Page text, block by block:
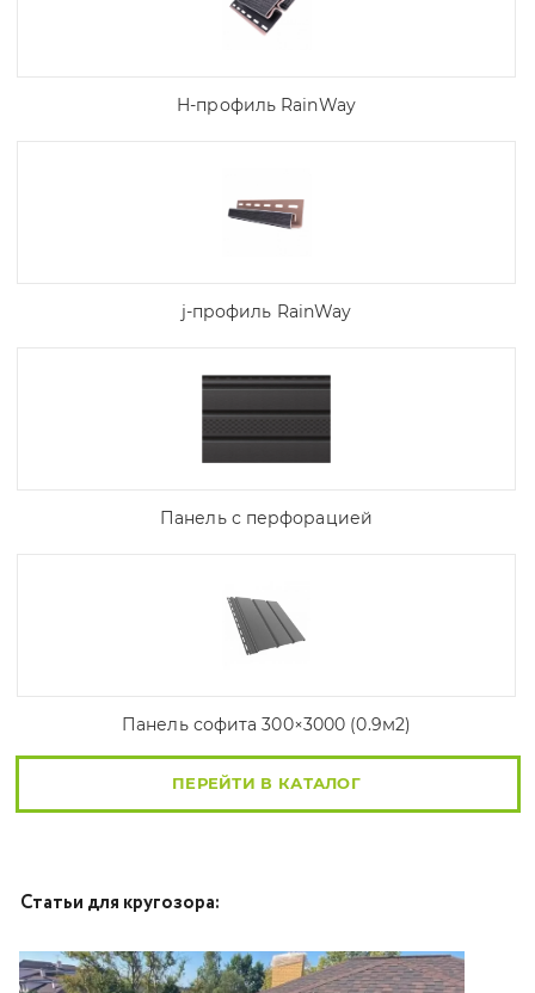
H-профиль RainWay
j-профиль RainWay
Панель с перфорацией
Панель софита 300×3000 (0.9м2)
ПЕРЕЙТИ В КАТАЛОГ
Статьи для кругозора: